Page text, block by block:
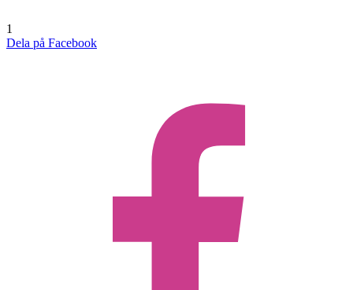
1
Dela på Facebook